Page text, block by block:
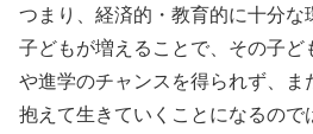
つまり、経済的・教育的に十分な
子どもが増えることで、その子ど
や進学のチャンスを得られず、ま
抱えて生きていくことになるので